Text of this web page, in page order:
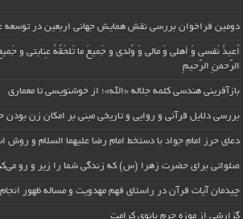
دومین فراخوان بررسی نقش همایش جهانی اربعین در توسعه
اُعیذُ نَفسی وَ أهلی وَ مالی وَ وُلدی و جَمیعَ ما تَلحَقُهُ عِنایتی و
الرَّحمنِ الرَّحیمِ
بازآفرینی هندسی کلمه جلاله «الله»؛ از خوشنویسی تا معماری
بررسی دلایل قرآنی و روایی و تاریخی مبنی بر امکان زن
دعای حرز امام جواد با دستخط امام رضا علیهما السلام و روش
صلواتی برای حضرت زهرا (س) که زندگی شما را زیر و رو
چیدمان آیات قرآن در راستای فهم مهدویت و مساله ظهور
گزارشی از موزه حرم بانوی کرامت